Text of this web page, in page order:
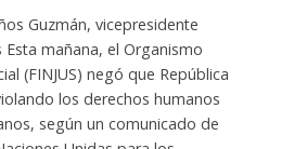
Guzmán, vicepresidente
mañana, el Organismo
(FINJUS) negó que República
los derechos humanos
según un comunicado de